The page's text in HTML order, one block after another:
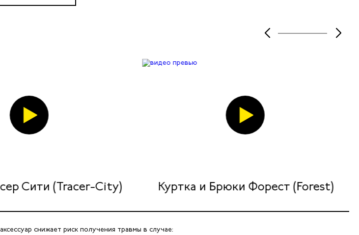
Сити (Tracer-City) Куртка и Брюки Форест (Forest)
снижает риск получения травмы в случае: